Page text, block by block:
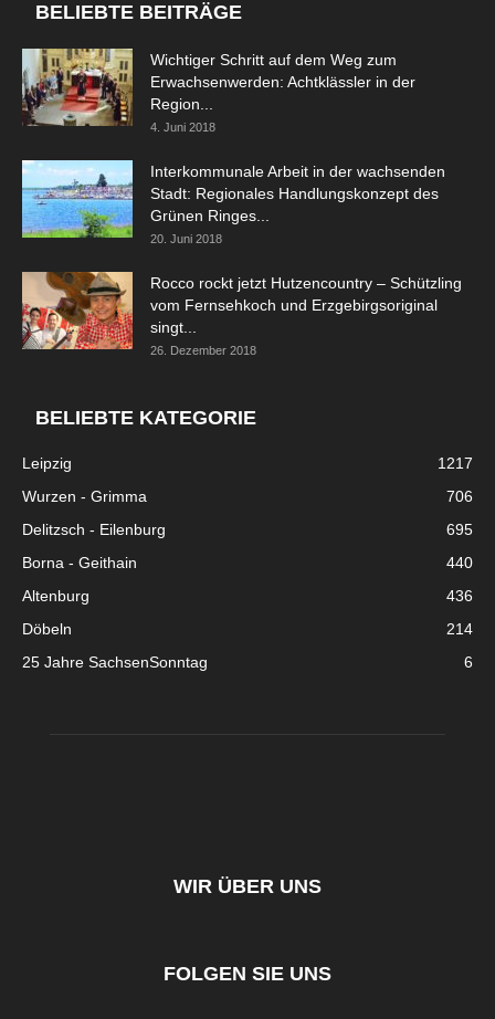
BELIEBTE BEITRÄGE
Wichtiger Schritt auf dem Weg zum
Erwachsenwerden: Achtklässler in der
Region...
4. Juni 2018
Interkommunale Arbeit in der wachsenden
Stadt: Regionales Handlungskonzept des
Grünen Ringes...
20. Juni 2018
Rocco rockt jetzt Hutzencountry – Schützling
vom Fernsehkoch und Erzgebirgsoriginal
singt...
26. Dezember 2018
BELIEBTE KATEGORIE
Leipzig
1217
Wurzen - Grimma
706
Delitzsch - Eilenburg
695
Borna - Geithain
440
Altenburg
436
Döbeln
214
25 Jahre SachsenSonntag
6
WIR ÜBER UNS
FOLGEN SIE UNS